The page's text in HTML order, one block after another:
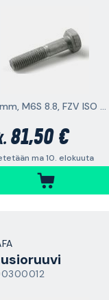
20 mm, M6S 8.8, FZV ISO 4014
81,50 €
ma 10. elokuuta